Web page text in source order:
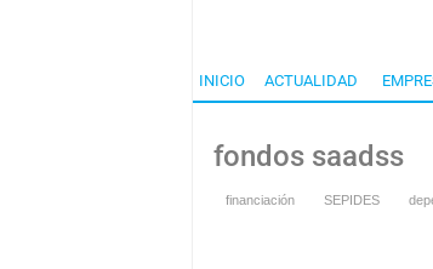
INICIO ACTUALIDAD
fondos saadss
financiación SEPIDES